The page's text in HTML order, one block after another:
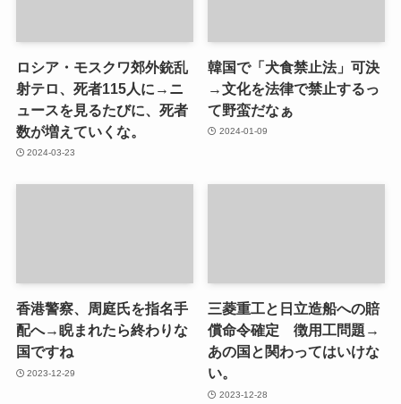
ロシア・モスクワ郊外銃乱
射テロ、死者115人に→ニ
ュースを見るたびに、死者
数が増えていくな。
2024-03-23
韓国で「犬食禁止法」可決
→文化を法律で禁止するっ
て野蛮だなぁ
2024-01-09
香港警察、周庭氏を指名手
配へ→睨まれたら終わりな
国ですね
2023-12-29
三菱重工と日立造船への賠
償命令確定 徴用工問題→
あの国と関わってはいけな
い。
2023-12-28